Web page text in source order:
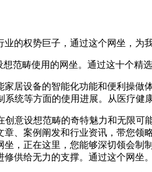
权势巨子，通过这个网坐，为
畴使用的网坐。通过这十个精
设备的智能化功能和便利操做
统等方面的使用进展。从医疗
设想范畴的奇特魅力和无限可
、案例阐发和行业资讯，带您
，正在这里，您能够深切领会
供给无力的支撑。通过这个网坐。